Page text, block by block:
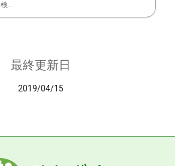
検...
最終更新日
2019/04/15